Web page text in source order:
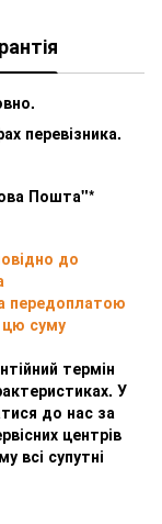
перевізника.
Пошта"*
до
передоплатою
цю суму
термін
У
до нас за
центрів
всі супутні